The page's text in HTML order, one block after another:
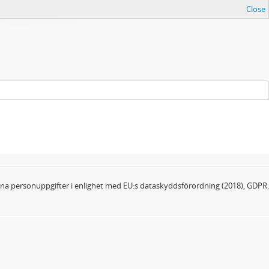
Close
personuppgifter i enlighet med EU:s dataskyddsförordning (2018), GDPR.